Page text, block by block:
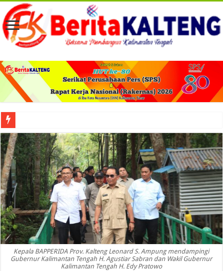
Viral! Selama Dua Bulan Lebih Siltap Serta Tunjangan Pemdes dan BPD di
Kepala BAPPERIDA Prov. Kalteng Leonard S. Ampung mendampingi
Gubernur Kalimantan Tengah H. Agustiar Sabran dan Wakil Gubernur
Kalimantan Tengah H. Edy Pratowo